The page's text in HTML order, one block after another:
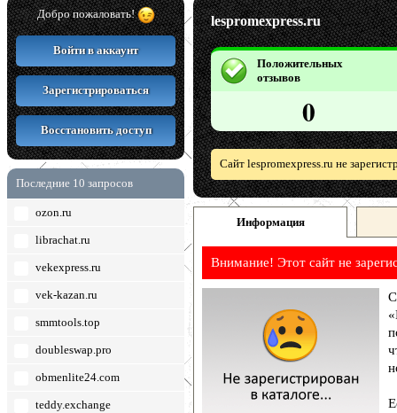
Добро пожаловать!
Войти в аккаунт
Зарегистрироваться
Восстановить доступ
Последние 10 запросов
ozon.ru
librachat.ru
vekexpress.ru
vek-kazan.ru
smmtools.top
doubleswap.pro
obmenlite24.com
teddy.exchange
lespromexpress.ru
Положительных
отзывов
0
Сайт lespromexpress.ru не
Информация
Внимание! Этот сайт не